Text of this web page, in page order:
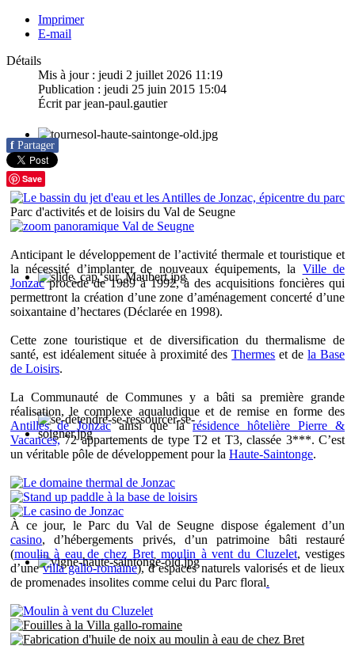
Imprimer
E-mail
Détails
Mis à jour : jeudi 2 juillet 2026 11:19
Publication : jeudi 25 juin 2015 15:04
Écrit par jean-paul.gautier
f Partager
Save
Parc d'activités et de loisirs du Val de Seugne
Anticipant le développement de l’activité thermale et touristique et
la nécessité d’implanter de nouveaux équipements, la Ville de
Jonzac procède de 1989 à 1992, à des acquisitions foncières qui
permettront la création d’une zone d’aménagement concerté d’une
soixantaine d’hectares (Déclarée en 1998).
Cette zone touristique et de diversification du thermalisme de
santé, est idéalement située à proximité des Thermes et de la Base
de Loisirs.
La Communauté de Communes y a bâti sa première grande
réalisation, le complexe aqualudique et de remise en forme des
Antilles de Jonzac ainsi que la résidence hôtelière Pierre &
Vacances,72 appartements de type T2 et T3, classée 3***. C’est
un véritable pôle de développement pour la Haute-Saintonge.
À ce jour, le Parc du Val de Seugne dispose également d’un
casino, d’hébergements privés, d’un patrimoine bâti restauré
(moulin à eau de chez Bret, moulin à vent du Cluzelet, vestiges
d’une villa gallo-romaine), d’espaces naturels valorisés et de lieux
de promenades insolites comme celui du Parc floral.